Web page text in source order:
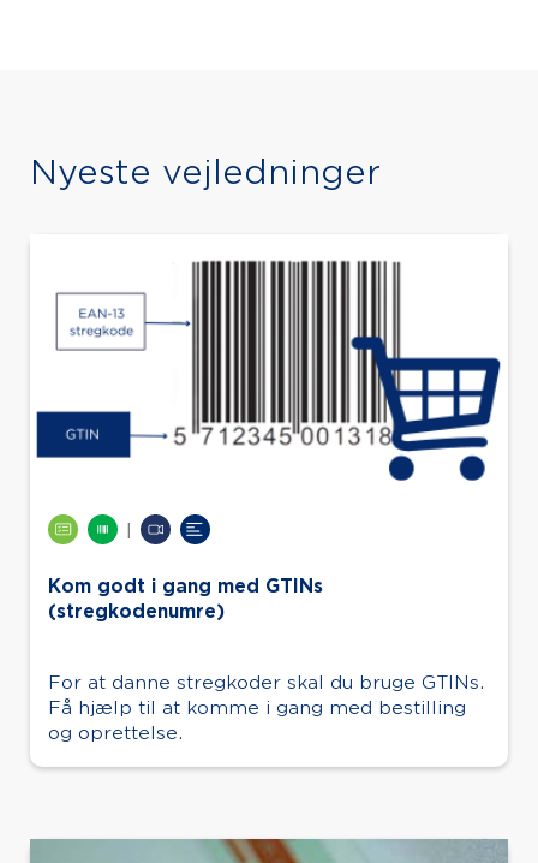
Nyeste vejledninger
|
Kom godt i gang med GTINs
(stregkodenumre)
For at danne stregkoder skal du bruge GTINs.
Få hjælp til at komme i gang med bestilling
og oprettelse.